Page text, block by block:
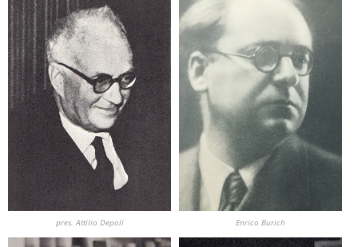
pres. Attilio Depoli Enrico Burich